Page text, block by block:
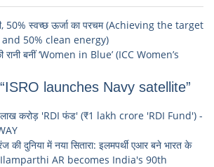
50% स्वच्छ ऊर्जा का परचम (Achieving the target
50% clean energy)
बनीं ‘Women in Blue’ (ICC Women’s
launches Navy satellite”
करोड़ 'RDI फंड' (₹1 lakh crore 'RDI Fund') -
की दुनिया में नया सितारा: इलमपर्थी एआर बने भारत के
(Ilamparthi AR becomes India's 90th